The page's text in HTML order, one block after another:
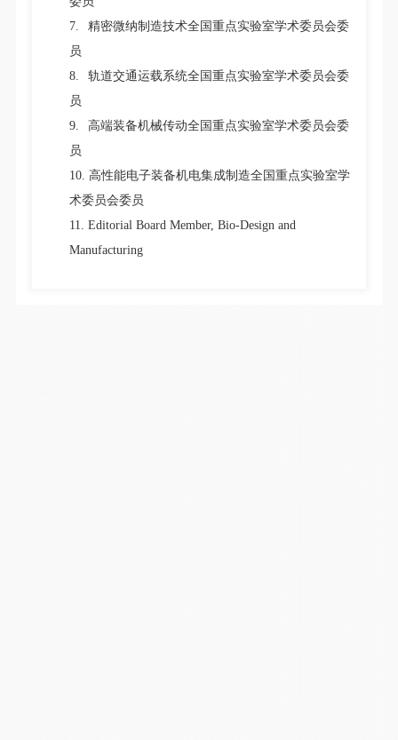
7.
精密微纳制造技术全国重点实验室学术委员会委
员
8.
轨道交通运载系统全国重点实验室学术委员会委
员
9.
高端装备机械传动全国重点实验室学术委员会委
员
10. 高性能电子装备机电集成制造全国重点实验室学
术委员会委员
11. Editorial Board Member, Bio-Design and
Manufacturing